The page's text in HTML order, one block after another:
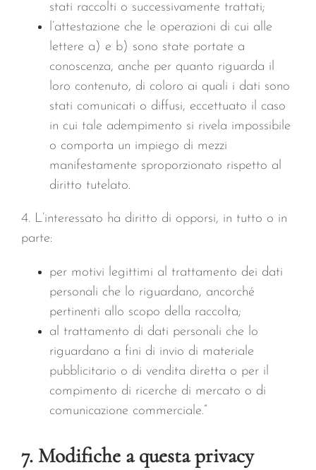
stati raccolti o successivamente trattati;
l’attestazione che le operazioni di cui alle
lettere a) e b) sono state portate a
conoscenza, anche per quanto riguarda il
loro contenuto, di coloro ai quali i dati sono
stati comunicati o diffusi, eccettuato il caso
in cui tale adempimento si rivela impossibile
o comporta un impiego di mezzi
manifestamente sproporzionato rispetto al
diritto tutelato.
4. L’interessato ha diritto di opporsi, in tutto o in
parte:
per motivi legittimi al trattamento dei dati
personali che lo riguardano, ancorché
pertinenti allo scopo della raccolta;
al trattamento di dati personali che lo
riguardano a fini di invio di materiale
pubblicitario o di vendita diretta o per il
compimento di ricerche di mercato o di
comunicazione commerciale.”
7. Modifiche a questa privacy